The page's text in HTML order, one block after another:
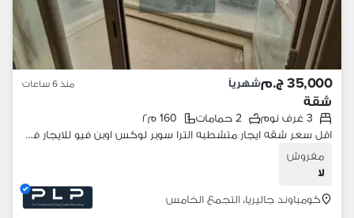
35,000 ج.م شهرياً منذ 6 ساعات
شقة
3 غرف نوم 2 حمامات
160 م٢
اقل سعر شقه ايجار متشطبه الترا سوبر لوكس اوبن فيو للايجار في كمبوند جالاريا
مفروش
لا
كومباوند جاليريا، التجمع الخامس